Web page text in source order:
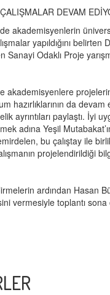
DEVAM
akademisyenlerin
yapıldığını
Sanayi Odaklı Proje
akademisyenlere
hazırlıklarının da
ayrıntıları paylaştı.
adına Yeşil
bu çalıştay ile
projelendirildiği
ardından Hasan
vermesiyle toplantı sona